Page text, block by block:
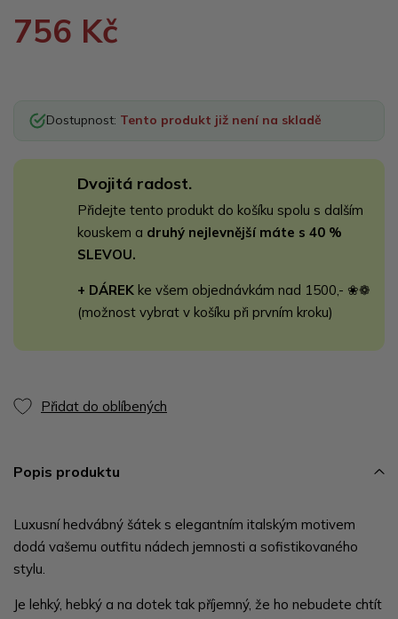
756 Kč
Dostupnost: Tento produkt již není na skladě
Dvojitá radost.
Přidejte tento produkt do košíku spolu s dalším
kouskem a druhý nejlevnější máte s 40 %
SLEVOU.
+ DÁREK ke všem objednávkám nad 1500,- ❀❁
(možnost vybrat v košíku při prvním kroku)
Přidat do oblíbených
Popis produktu
Luxusní hedvábný šátek s elegantním italským motivem
dodá vašemu outfitu nádech jemnosti a sofistikovaného
stylu.
Je lehký, hebký a na dotek tak příjemný, že ho nebudete chtít